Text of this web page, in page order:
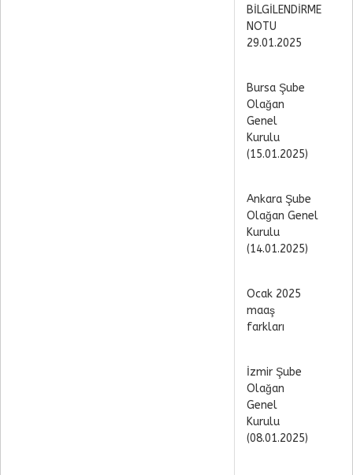
BİLGİLENDİRME
NOTU
29.01.2025
Bursa Şube
Olağan
Genel
Kurulu
(15.01.2025)
Ankara Şube
Olağan Genel
Kurulu
(14.01.2025)
Ocak 2025
maaş
farkları
İzmir Şube
Olağan
Genel
Kurulu
(08.01.2025)